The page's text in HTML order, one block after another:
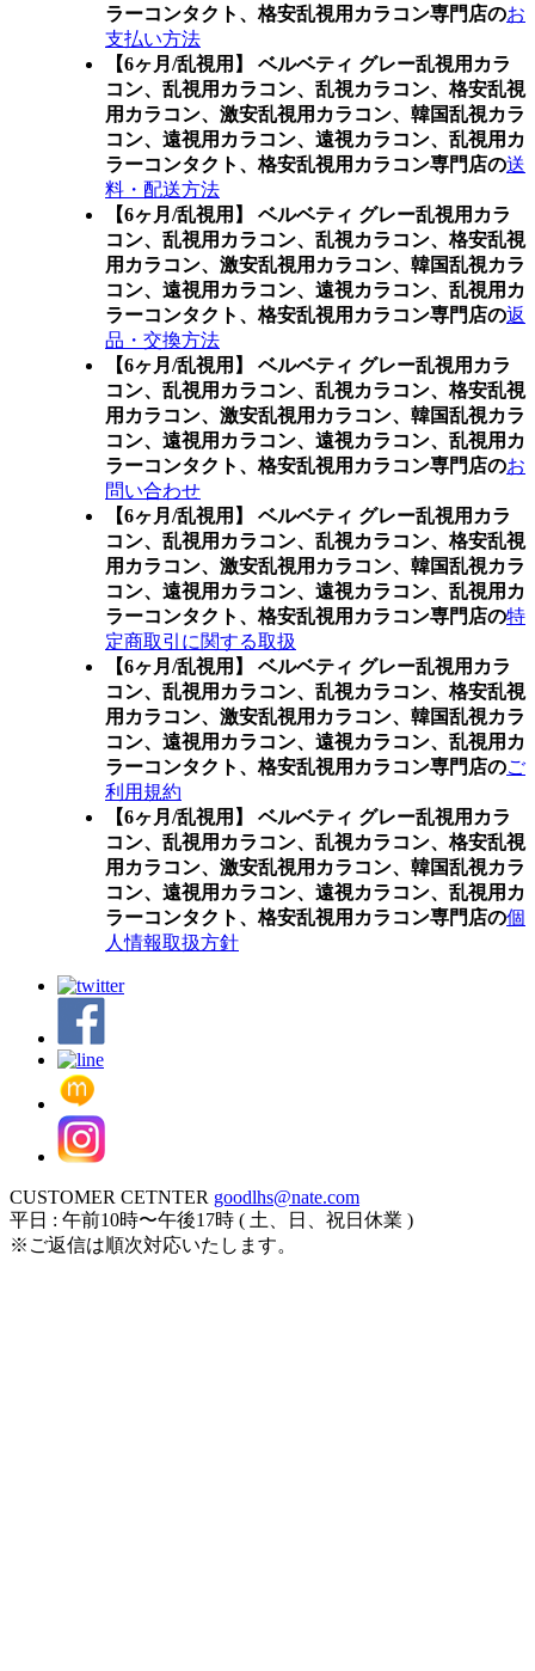
ラーコンタクト、格安乱視用カラコン専門店のお
支払い方法
【6ヶ月/乱視用】 ベルベティ グレー乱視用カラ
コン、 乱視用カラコン、乱視カラコン、格安乱視
用カラコン、激安乱視用カラコン、韓国乱視カラ
コン、遠視用カラコン、遠視カラコン、乱視用カ
ラーコンタクト、格安乱視用カラコン専門店の送
料・配送方法
【6ヶ月/乱視用】 ベルベティ グレー乱視用カラ
コン、 乱視用カラコン、乱視カラコン、格安乱視
用カラコン、激安乱視用カラコン、韓国乱視カラ
コン、遠視用カラコン、遠視カラコン、乱視用カ
ラーコンタクト、格安乱視用カラコン専門店の返
品・交換方法
【6ヶ月/乱視用】 ベルベティ グレー乱視用カラ
コン、 乱視用カラコン、乱視カラコン、格安乱視
用カラコン、激安乱視用カラコン、韓国乱視カラ
コン、遠視用カラコン、遠視カラコン、乱視用カ
ラーコンタクト、格安乱視用カラコン専門店のお
問い合わせ
【6ヶ月/乱視用】 ベルベティ グレー乱視用カラ
コン、 乱視用カラコン、乱視カラコン、格安乱視
用カラコン、激安乱視用カラコン、韓国乱視カラ
コン、遠視用カラコン、遠視カラコン、乱視用カ
ラーコンタクト、格安乱視用カラコン専門店の特
定商取引に関する取扱
【6ヶ月/乱視用】 ベルベティ グレー乱視用カラ
コン、 乱視用カラコン、乱視カラコン、格安乱視
用カラコン、激安乱視用カラコン、韓国乱視カラ
コン、遠視用カラコン、遠視カラコン、乱視用カ
ラーコンタクト、格安乱視用カラコン専門店のご
利用規約
【6ヶ月/乱視用】 ベルベティ グレー乱視用カラ
コン、 乱視用カラコン、乱視カラコン、格安乱視
用カラコン、激安乱視用カラコン、韓国乱視カラ
コン、遠視用カラコン、遠視カラコン、乱視用カ
ラーコンタクト、格安乱視用カラコン専門店の個
人情報取扱方針
CUSTOMER CETNTER goodlhs@nate.com
平日 : 午前10時〜午後17時 ( 土、日、祝日休業 )
※ご返信は順次対応いたします。